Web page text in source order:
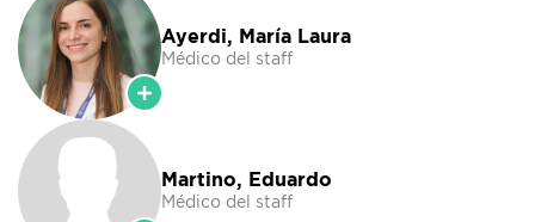
Ayerdi, María Laura
Médico del staff
Martino, Eduardo
Médico del staff